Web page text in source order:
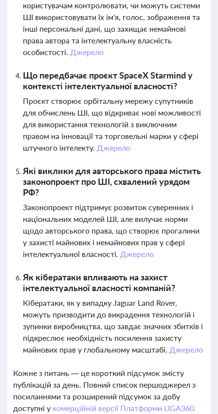
користувачам контролювати, чи можуть системи
ШІ використовувати їх ім'я, голос, зображення та
інші персональні дані, що захищає немайнові
права автора та інтелектуальну власність
особистості. Джерело
Що передбачає проєкт SpaceX Starmind у
контексті інтелектуальної власності?
Проєкт створює орбітальну мережу супутників
для обчислень ШІ, що відкриває нові можливості
для використання технологій з виключним
правом на інновації та торговельні марки у сфері
штучного інтелекту. Джерело
Які виклики для авторського права містить
законопроект про ШІ, схвалений урядом
РФ?
Законопроект підтримує розвиток суверенних і
національних моделей ШІ, але вилучає норми
щодо авторського права, що створює прогалини
у захисті майнових і немайнових прав у сфері
інтелектуальної власності. Джерело
Як кібератаки впливають на захист
інтелектуальної власності компаній?
Кібератаки, як у випадку Jaguar Land Rover,
можуть призводити до викрадення технологій і
зупинки виробництва, що завдає значних збитків і
підкреслює необхідність посилення захисту
майнових прав у глобальному масштабі. Джерело
Кожне з питань — це короткий підсумок змісту
публікацій за день. Повний список першоджерел з
посиланнями та розширений підсумок за добу
доступні у комерційній версії Платформи LIGA360.